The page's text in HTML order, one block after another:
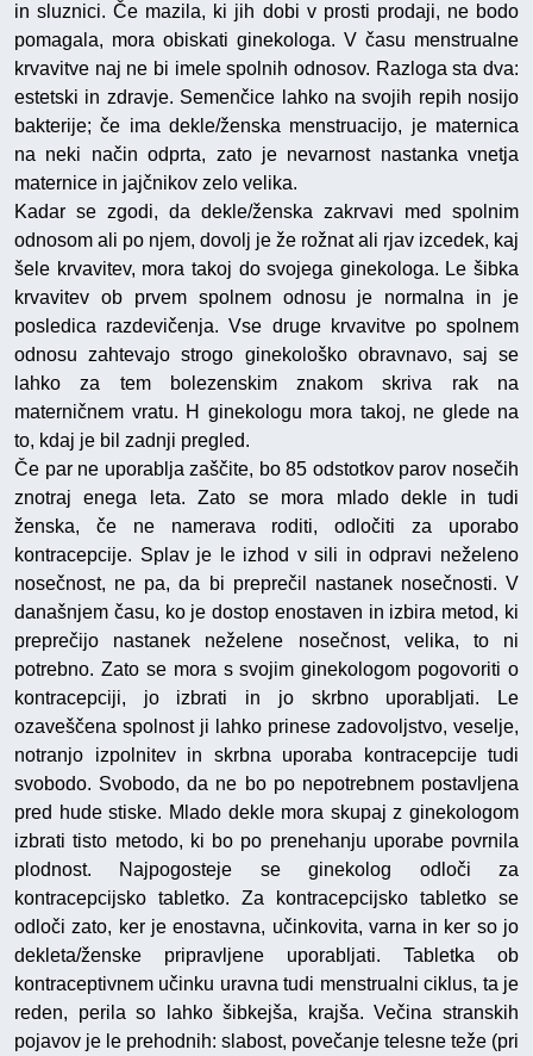
in sluznici. Če mazila, ki jih dobi v prosti prodaji, ne bodo
pomagala, mora obiskati ginekologa. V času menstrualne
krvavitve naj ne bi imele spolnih odnosov. Razloga sta dva:
estetski in zdravje. Semenčice lahko na svojih repih nosijo
bakterije; če ima dekle/ženska menstruacijo, je maternica
na neki način odprta, zato je nevarnost nastanka vnetja
maternice in jajčnikov zelo velika.
Kadar se zgodi, da dekle/ženska zakrvavi med spolnim
odnosom ali po njem, dovolj je že rožnat ali rjav izcedek, kaj
šele krvavitev, mora takoj do svojega ginekologa. Le šibka
krvavitev ob prvem spolnem odnosu je normalna in je
posledica razdevičenja. Vse druge krvavitve po spolnem
odnosu zahtevajo strogo ginekološko obravnavo, saj se
lahko za tem bolezenskim znakom skriva rak na
materničnem vratu. H ginekologu mora takoj, ne glede na
to, kdaj je bil zadnji pregled.
Če par ne uporablja zaščite, bo 85 odstotkov parov nosečih
znotraj enega leta. Zato se mora mlado dekle in tudi
ženska, če ne namerava roditi, odločiti za uporabo
kontracepcije. Splav je le izhod v sili in odpravi neželeno
nosečnost, ne pa, da bi preprečil nastanek nosečnosti. V
današnjem času, ko je dostop enostaven in izbira metod, ki
preprečijo nastanek neželene nosečnost, velika, to ni
potrebno. Zato se mora s svojim ginekologom pogovoriti o
kontracepciji, jo izbrati in jo skrbno uporabljati. Le
ozaveščena spolnost ji lahko prinese zadovoljstvo, veselje,
notranjo izpolnitev in skrbna uporaba kontracepcije tudi
svobodo. Svobodo, da ne bo po nepotrebnem postavljena
pred hude stiske. Mlado dekle mora skupaj z ginekologom
izbrati tisto metodo, ki bo po prenehanju uporabe povrnila
plodnost. Najpogosteje se ginekolog odloči za
kontracepcijsko tabletko. Za kontracepcijsko tabletko se
odloči zato, ker je enostavna, učinkovita, varna in ker so jo
dekleta/ženske pripravljene uporabljati. Tabletka ob
kontraceptivnem učinku uravna tudi menstrualni ciklus, ta je
reden, perila so lahko šibkejša, krajša. Večina stranskih
pojavov je le prehodnih: slabost, povečanje telesne teže (pri